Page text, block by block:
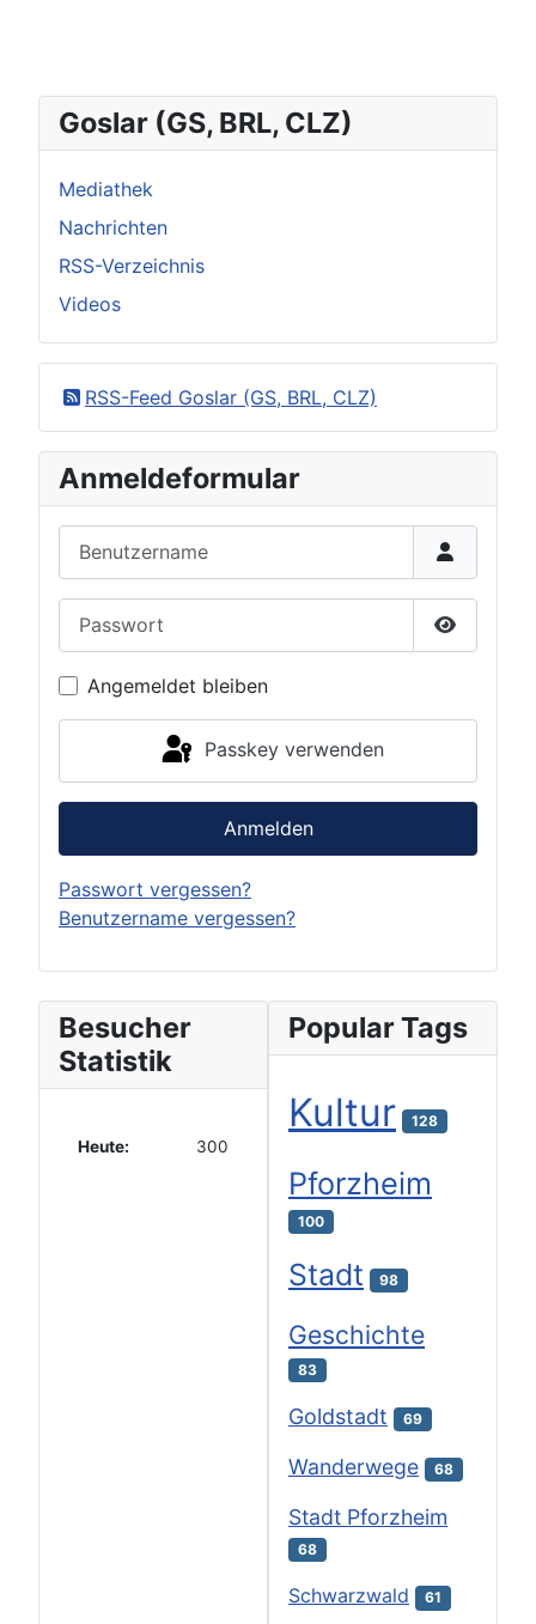
Goslar (GS, BRL, CLZ)
Mediathek
Nachrichten
RSS-Verzeichnis
Videos
RSS-Feed Goslar (GS, BRL, CLZ)
Anmeldeformular
Passwort
Angemeldet bleiben
Passkey verwenden
Anmelden
Passwort vergessen?
Benutzername vergessen?
Besucher
Statistik
Heute: 300
Popular Tags
Kultur 128
Pforzheim
100
Stadt 98
Geschichte
83
Goldstadt 69
Wanderwege 68
Stadt Pforzheim
68
Schwarzwald 61